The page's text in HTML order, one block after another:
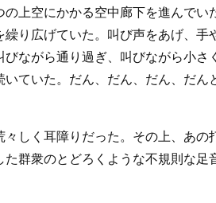
上空にかかる空中廊下を進んでい
り広げていた。叫び声をあげ、手
ながら通り過ぎ、叫びながら小さ
ていた。だん、だん、だん、だん
しく耳障りだった。その上、あの
群衆のとどろくような不規則な足